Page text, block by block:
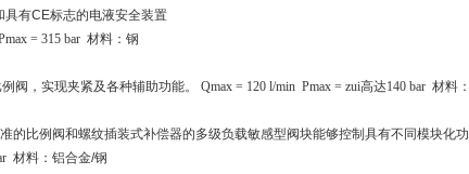
具有CE标志的电液安全装置
= 315 bar 材料：钢
，实现夹紧及各种辅助功能。 Qmax = 120 l/min Pmax = zui高达140 bar 材料：
的比例阀和螺纹插装式补偿器的多级负载敏感型阀块能够控制具有不同模块化功
材料：铝合金/钢